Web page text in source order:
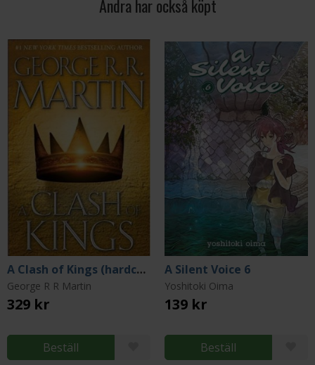
Andra har också köpt
A Clash of Kings (hardcover)
George R R Martin
329 kr
Beställ
A Silent Voice 6
Yoshitoki Oima
139 kr
Beställ